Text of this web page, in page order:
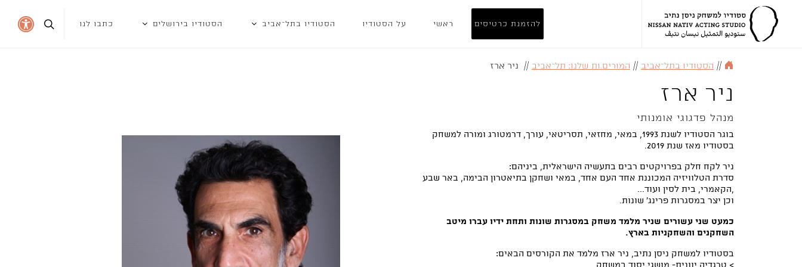
להזמנת כרטיסים ראשי על הסטודיו הסטודיו בתל־אביב הסטודיו בירושלים כתבו לנו
// הסטודיו בתל־אביב // המורים.ות שלנו: תל־אביב // ניר ארז
ניר ארז
מנהל פדגוגי אומנותי
בוגר הסטודיו לשנת 1993, במאי, מחזאי, תסריטאי, עורך, דרמטורג ומורה למשחק
בסטודיו מאז שנת 2019.
ניר לקח חלק בפרויקטים רבים בתעשיה הישראלית, ביניהם:
סדרת הטלוויזיה המכוננת אחד העם אחד, במאי ושחקן בתיאטרון הבימה, באר שבע
,הקאמרי, בית לסין ועוד...
וכן יצר במסגרות פרינג' שונות.
כמעט שני עשורים שניר מלמד משחק במסגרות שונות ותחת ידיו עברו מיטב
השחקנים והשחקניות בארץ.
בסטודיו למשחק ניסן נתיב, ניר ארז מלמד את הקורסים הבאים: